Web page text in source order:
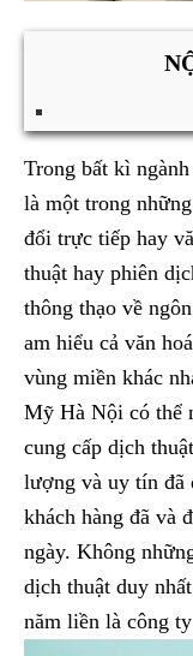
Trong bất kì
là một trong
đổi trực tiếp hay
thuật hay phiên
thông thạo về
am hiểu cả văn
vùng miền khác
Mỹ Hà Nội có thể
cung cấp dịch
lượng và uy tín đã
khách hàng đã và
ngày. Không
dịch thuật duy
năm liền là công